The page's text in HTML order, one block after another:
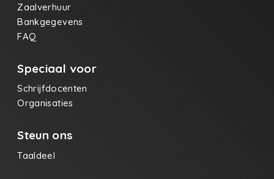
Zaalverhuur
Bankgegevens
FAQ
Speciaal voor
Schrijfdocenten
Organisaties
Steun ons
Taaldeel